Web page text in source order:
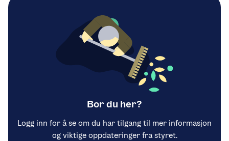
Bor du her?
Logg inn for å se om du har tilgang til mer informasjon
og viktige oppdateringer fra styret.